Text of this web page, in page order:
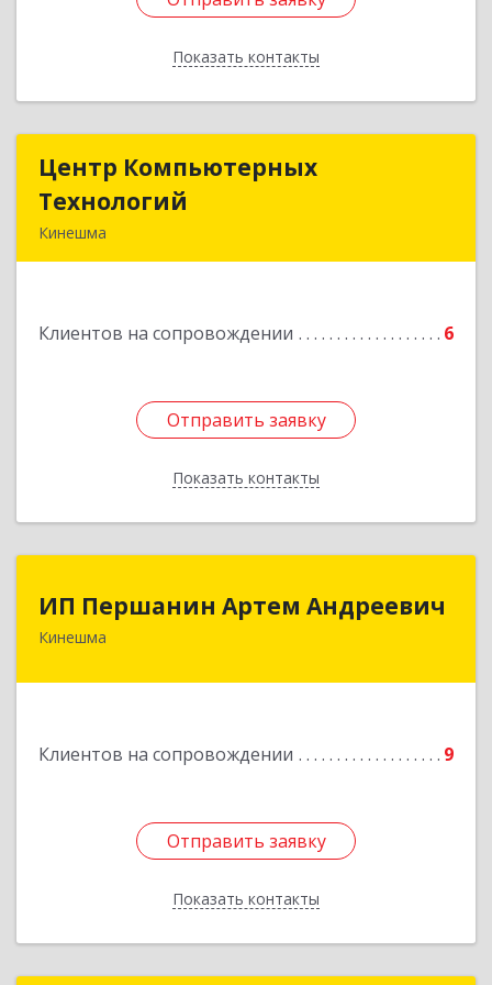
Показать контакты
Назад
Центр Компьютерных
Технологий
Кинешма
Клиентов на сопровождении 6
Отправить заявку
Показать контакты
Центр Компьютерных
Подробнее
Отправить заявку
Назад
ИП Першанин Артем Андреевич
Кинешма
Клиентов на сопровождении 9
Отправить заявку
Показать контакты
Отправить заявку
Назад